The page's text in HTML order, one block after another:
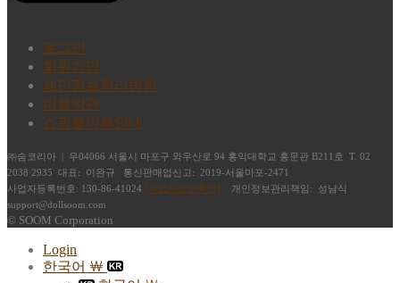
로그인
회원가입
개인정보처리방침
이용약관
쇼핑몰이용안내
㈜숨코리아 | 우04066 서울시 마포구 와우산로 94 홍익대학교 홍문관 B211호 T. 02
2038 2935 대표: 이완규 통신판매업신고: 2019-서울마포-2471
사업자등록번호: 130-86-41024 [사업자정보확인] 개인정보관리책임: 성남식
support@dollsoom.com
© SOOM Corporation
Login
한국어 ￦